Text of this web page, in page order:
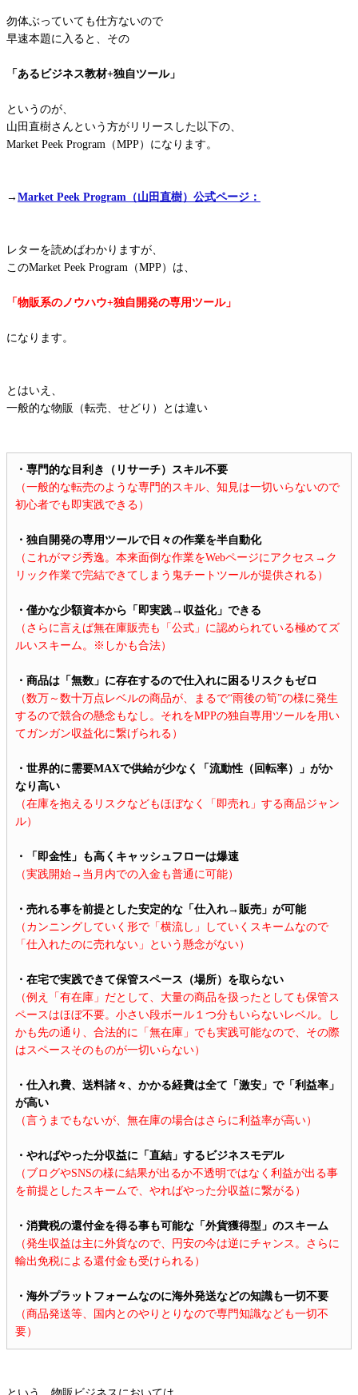
勿体ぶっていても仕方ないので
早速本題に入ると、その
「あるビジネス教材+独自ツール」
というのが、
山田直樹さんという方がリリースした以下の、
Market Peek Program（MPP）になります。
→ Market Peek Program（山田直樹）公式ページ：
レターを読めばわかりますが、
このMarket Peek Program（MPP）は、
「物販系のノウハウ+独自開発の専用ツール」
になります。
とはいえ、
一般的な物販（転売、せどり）とは違い
・専門的な目利き（リサーチ）スキル不要
（一般的な転売のような専門的スキル、知見は一切いらないので
初心者でも即実践できる）
・独自開発の専用ツールで日々の作業を半自動化
（これがマジ秀逸。本来面倒な作業をWebページにアクセス→ク
リック作業で完結できてしまう鬼チートツールが提供される）
・僅かな少額資本から「即実践→収益化」できる
（さらに言えば無在庫販売も「公式」に認められている極めてズ
ルいスキーム。※しかも合法）
・商品は「無数」に存在するので仕入れに困るリスクもゼロ
（数万～数十万点レベルの商品が、まるで“雨後の筍”の様に発生
するので競合の懸念もなし。それをMPPの独自専用ツールを用い
てガンガン収益化に繋げられる）
・世界的に需要MAXで供給が少なく「流動性（回転率）」がか
なり高い
（在庫を抱えるリスクなどもほぼなく「即売れ」する商品ジャン
ル）
・「即金性」も高くキャッシュフローは爆速
（実践開始→当月内での入金も普通に可能）
・売れる事を前提とした安定的な「仕入れ→販売」が可能
（カンニングしていく形で「横流し」していくスキームなので
「仕入れたのに売れない」という懸念がない）
・在宅で実践できて保管スペース（場所）を取らない
（例え「有在庫」だとして、大量の商品を扱ったとしても保管ス
ペースはほぼ不要。小さい段ボール１つ分もいらないレベル。し
かも先の通り、合法的に「無在庫」でも実践可能なので、その際
はスペースそのものが一切いらない）
・仕入れ費、送料諸々、かかる経費は全て「激安」で「利益率」
が高い
（言うまでもないが、無在庫の場合はさらに利益率が高い）
・やればやった分収益に「直結」するビジネスモデル
（ブログやSNSの様に結果が出るか不透明ではなく利益が出る事
を前提としたスキームで、やればやった分収益に繋がる）
・消費税の還付金を得る事も可能な「外貨獲得型」のスキーム
（発生収益は主に外貨なので、円安の今は逆にチャンス。さらに
輸出免税による還付金も受けられる）
・海外プラットフォームなのに海外発送などの知識も一切不要
（商品発送等、国内とのやりとりなので専門知識なども一切不
要）